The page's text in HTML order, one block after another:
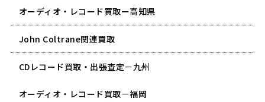
オーディオ・レコード買取ー高知県
John Coltrane関連買取
CDレコード買取・出張査定－九州
オーディオ・レコード買取－福岡